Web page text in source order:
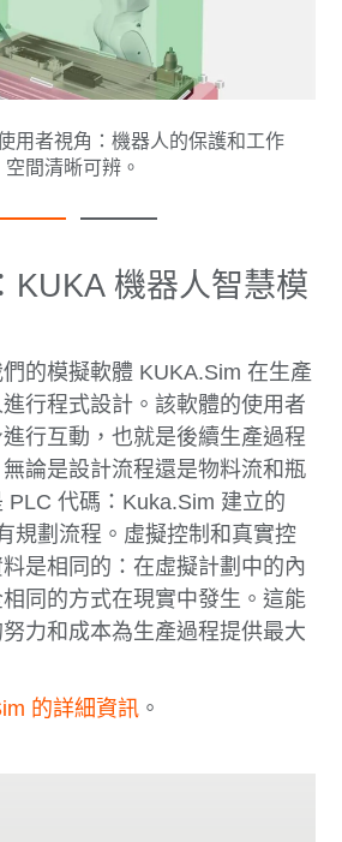
用者視角：機器人的保護和工作
空間清晰可辨。
KUKA 機器人智慧模
的模擬軟體 KUKA.Sim 在生產
行程式設計。該軟體的使用者
行互動，也就是後續生產過程
論是設計流程還是物料流和瓶
PLC 代碼：Kuka.Sim 建立的
規劃流程。虛擬控制和真實控
是相同的：在虛擬計劃中的內
同的方式在現實中發生。這能
力和成本為生產過程提供最大
的詳細資訊 。